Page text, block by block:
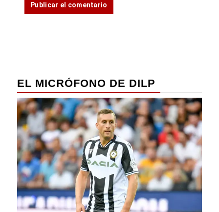
EL MICRÓFONO DE DILP